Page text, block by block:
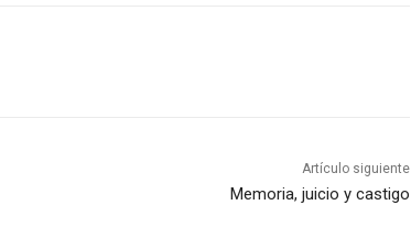
Artículo siguiente
Memoria, juicio y castigo